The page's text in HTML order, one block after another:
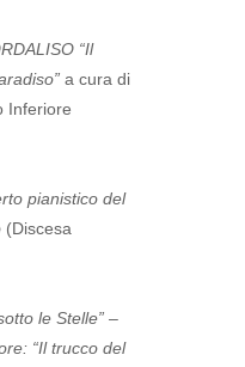
“Il
a cura di
Inferiore
pianistico del
(Discesa
le Stelle” –
“Il trucco del